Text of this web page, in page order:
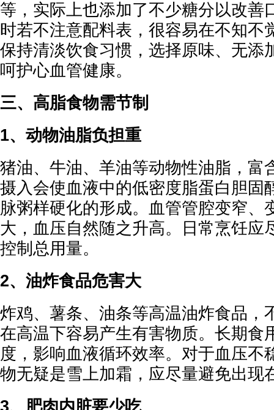
等，实际上也添加了不少糖分以改善
时若不注意配料表，很容易在不知不
保持清淡饮食习惯，选择原味、无添
呵护心血管健康。
三、高脂食物需节制
1、动物油脂负担重
猪油、牛油、羊油等动物性油脂，富
摄入会使血液中的低密度脂蛋白胆固
脉粥样硬化的形成。血管管腔变窄、
大，血压自然随之升高。日常烹饪应
控制总用量。
2、油炸食品危害大
炸鸡、薯条、油条等高温油炸食品，
在高温下容易产生有害物质。长期食
度，影响血液循环效率。对于血压不
物无疑是雪上加霜，应尽量避免出现
3、肥肉内脏要少吃